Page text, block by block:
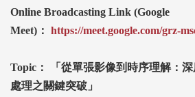
Online Broadcasting Link (Google
Meet) ： https://meet.google.com/grz-
Topic ：
「從單張影像到時序理解：
處理之關鍵突破」